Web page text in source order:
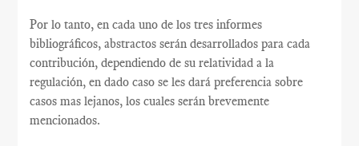
Por lo tanto, en cada uno de los tres informes
bibliográficos, abstractos serán desarrollados para cada
contribución, dependiendo de su relatividad a la
regulación, en dado caso se les dará preferencia sobre
casos mas lejanos, los cuales serán brevemente
mencionados.